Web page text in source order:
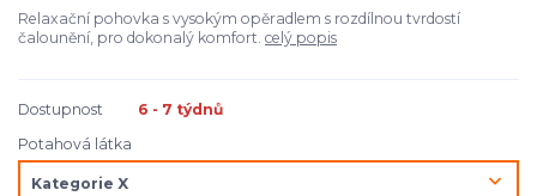
Relaxační pohovka s vysokým opěradlem s rozdílnou tvrdostí
čalounění, pro dokonalý komfort. celý popis
Dostupnost
6 - 7 týdnů
Potahová látka